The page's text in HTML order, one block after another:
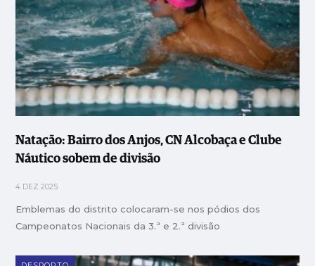
Natação: Bairro dos Anjos, CN Alcobaça e Clube
Náutico sobem de divisão
4 DEZ 2025
Emblemas do distrito colocaram-se nos pódios dos
Campeonatos Nacionais da 3.ª e 2.ª divisão